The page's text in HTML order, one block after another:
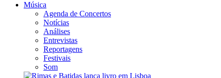
Música
Agenda de Concertos
Notícias
Análises
Entrevistas
Reportagens
Festivais
Som